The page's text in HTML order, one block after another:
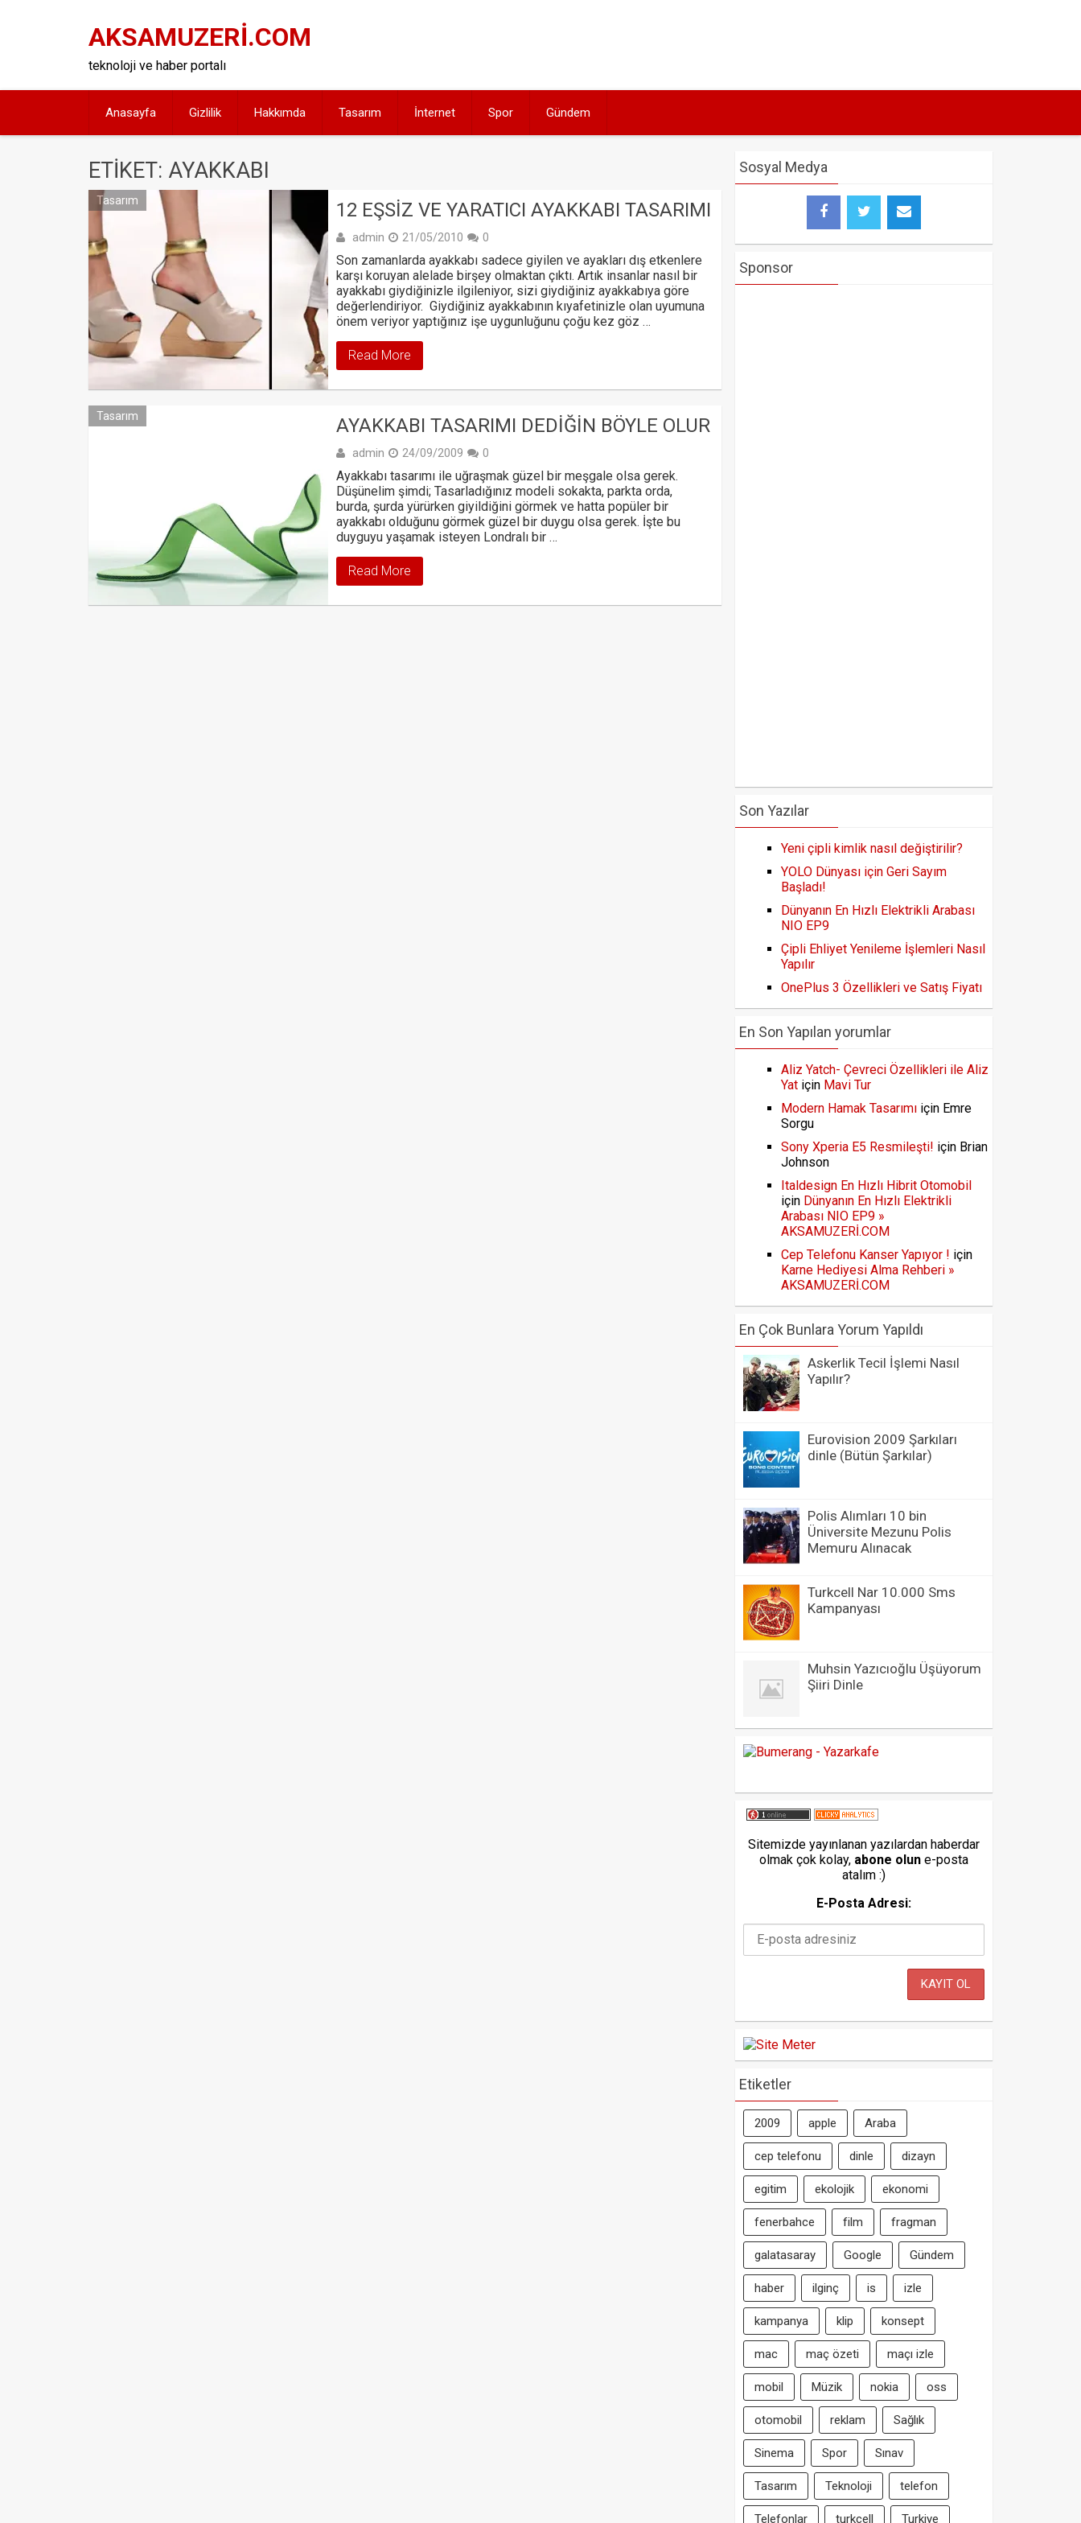
AKSAMUZERİ.COM
teknoloji ve haber portalı
Anasayfa Gizlilik Hakkımda Tasarım İnternet Spor Gündem
ETIKET: AYAKKABI
Tasarım 12 EŞSIZ VE YARATICI AYAKKABI TASARIMI
admin 21/05/2010 0
Son zamanlarda ayakkabı sadece giyilen ve ayakları dış etkenlere
karşı koruyan alelade birşey olmaktan çıktı. Artık insanlar nasıl bir
ayakkabı giydiğinizle ilgileniyor, sizi giydiğiniz ayakkabıya göre
değerlendiriyor. Giydiğiniz ayakkabının kıyafetinizle olan uyumuna
önem veriyor yaptığınız işe uygunluğunu çoğu kez göz …
Read More
Tasarım AYAKKABI TASARIMI DEDIĞIN BÖYLE OLUR
admin 24/09/2009 0
Ayakkabı tasarımı ile uğraşmak güzel bir meşgale olsa gerek.
Düşünelim şimdi; Tasarladığınız modeli sokakta, parkta orda,
burda, şurda yürürken giyildiğini görmek ve hatta popüler bir
ayakkabı olduğunu görmek güzel bir duygu olsa gerek. İşte bu
duyguyu yaşamak isteyen Londralı bir …
Read More
Sosyal Medya
Sponsor
Son Yazılar
Yeni çipli kimlik nasıl değiştirilir?
YOLO Dünyası için Geri Sayım
Başladı!
Dünyanın En Hızlı Elektrikli Arabası
NIO EP9
Çipli Ehliyet Yenileme İşlemleri Nasıl
Yapılır
OnePlus 3 Özellikleri ve Satış Fiyatı
En Son Yapılan yorumlar
Aliz Yatch- Çevreci Özellikleri ile Aliz
Yat için Mavi Tur
Modern Hamak Tasarımı için Emre
Sorgu
Sony Xperia E5 Resmileşti! için Brian
Johnson
Italdesign En Hızlı Hibrit Otomobil
için Dünyanın En Hızlı Elektrikli
Arabası NIO EP9 »
AKSAMUZERİ.COM
Cep Telefonu Kanser Yapıyor ! için
Karne Hediyesi Alma Rehberi »
AKSAMUZERİ.COM
En Çok Bunlara Yorum Yapıldı
Askerlik Tecil İşlemi Nasıl
Yapılır?
Eurovision 2009 Şarkıları
dinle (Bütün Şarkılar)
Polis Alımları 10 bin
Üniversite Mezunu Polis
Memuru Alınacak
Turkcell Nar 10.000 Sms
Kampanyası
Muhsin Yazıcıoğlu Üşüyorum
Şiiri Dinle
Sitemizde yayınlanan yazılardan haberdar
olmak çok kolay, abone olun e-posta
atalım :)
E-Posta Adresi:
Etiketler
2009 apple Araba
cep telefonu dinle dizayn
egitim ekolojik ekonomi
fenerbahce film fragman
galatasaray Google Gündem
haber ilginç is izle
kampanya klip konsept
mac maç özeti maçı izle
mobil Müzik nokia oss
otomobil reklam Sağlık
Sinema Spor Sınav
Tasarım Teknoloji telefon
Telefonlar turkcell Turkiye